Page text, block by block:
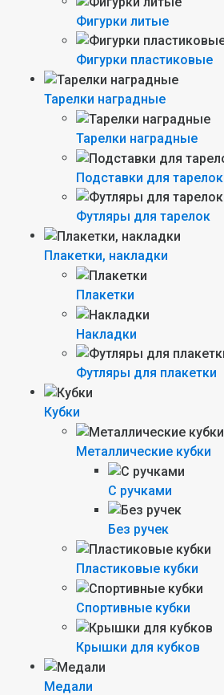
Фигурки литые
Фигурки пластиковые
Тарелки наградные
Тарелки наградные
Подставки для тарелок
Футляры для тарелок
Плакетки, накладки
Плакетки
Накладки
Футляры для плакетки
Кубки
Металлические кубки
С ручками
Без ручек
Пластиковые кубки
Спортивные кубки
Крышки для кубков
Медали